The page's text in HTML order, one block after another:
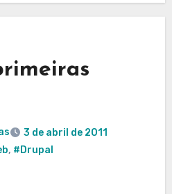
3 de abril de 2011
, #Drupal